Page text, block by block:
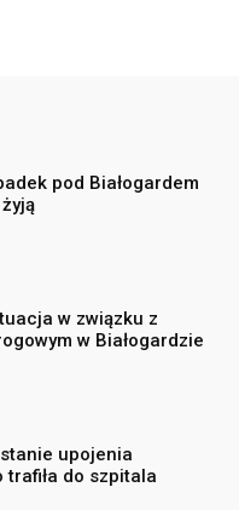
pod Białogardem
w związku z
w Białogardzie
upojenia
trafiła do szpitala